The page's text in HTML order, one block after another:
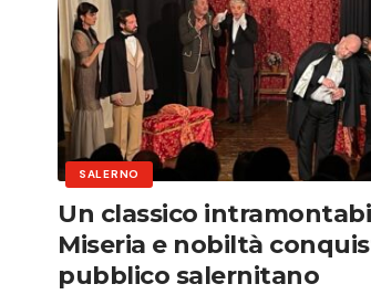
SALERNO
Un classico
Miseria e nobiltà
pubblico salernitano